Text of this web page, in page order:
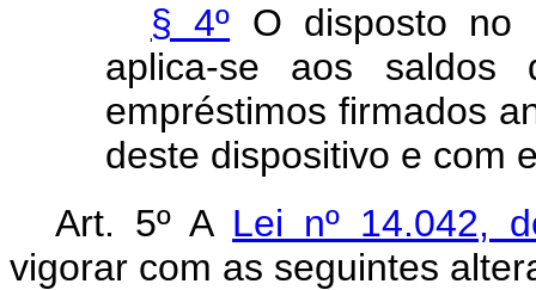
§ 4º O disposto no
aplica-se aos saldos
empréstimos firmados
deste dispositivo e com
Art. 5º A Lei nº 14.042,
vigorar com as seguintes